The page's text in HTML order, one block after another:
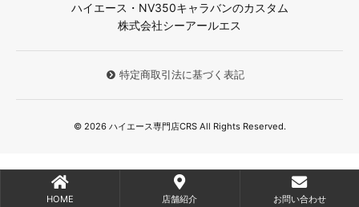
ハイエース・NV350キャラバンのカスタム
株式会社シーアールエス
特定商取引法に基づく表記
© 2026 ハイエース専門店CRS All Rights Reserved.
HOME 店舗紹介 お問い合わせ